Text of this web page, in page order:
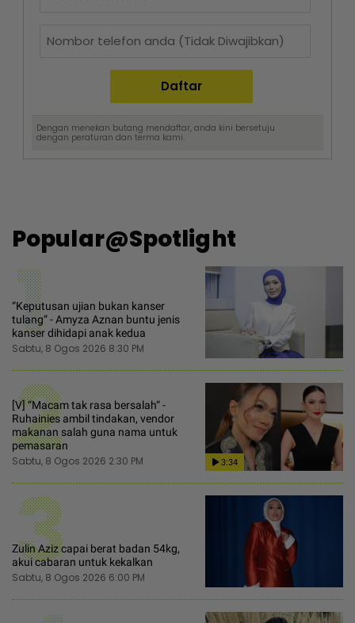
Dengan menekan butang mendaftar, anda kini bersetuju
dengan peraturan dan terma kami.
Popular@Spotlight
1
“Keputusan ujian bukan kanser
tulang“ - Amyza Aznan buntu jenis
kanser dihidapi anak kedua
Sabtu, 8 Ogos 2026 8:30 PM
2
[V] “Macam tak rasa bersalah“ -
Ruhainies ambil tindakan, vendor
makanan salah guna nama untuk
pemasaran
Sabtu, 8 Ogos 2026 2:30 PM 3:34
3
Zulin Aziz capai berat badan 54kg,
akui cabaran untuk kekalkan
Sabtu, 8 Ogos 2026 6:00 PM